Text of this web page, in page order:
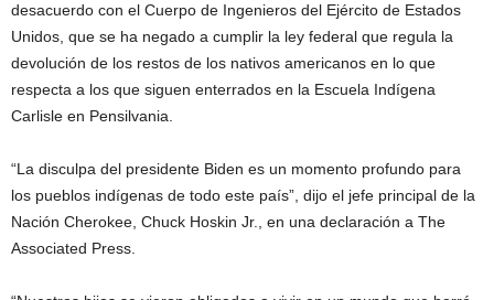
desacuerdo con el Cuerpo de Ingenieros del Ejército de Estados
Unidos, que se ha negado a cumplir la ley federal que regula la
devolución de los restos de los nativos americanos en lo que
respecta a los que siguen enterrados en la Escuela Indígena
Carlisle en Pensilvania.
“La disculpa del presidente Biden es un momento profundo para
los pueblos indígenas de todo este país”, dijo el jefe principal de la
Nación Cherokee, Chuck Hoskin Jr., en una declaración a The
Associated Press.